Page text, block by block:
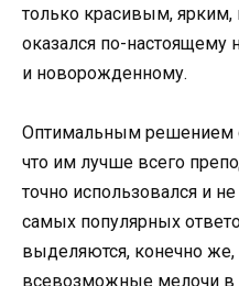
только красивым,
оказался по-настоящему
и новорожденному.
Оптимальным решением
что им лучше всего
точно использовался и
самых популярных
выделяются, конечно
всевозможные мелочи в